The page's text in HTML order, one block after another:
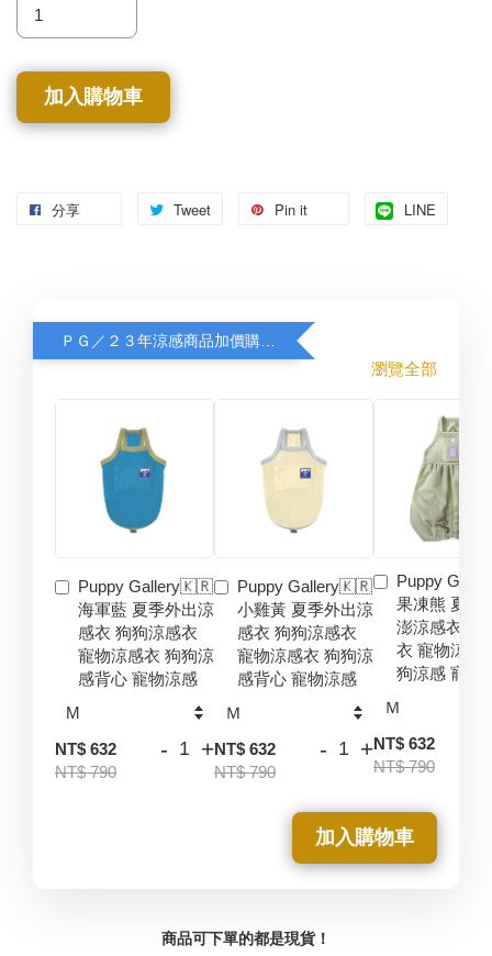
加入購物車
分享 Tweet Pin it LINE
瀏覽全部
Puppy Gallery🇰🇷
海軍藍 夏季外出涼
感衣 狗狗涼感衣
寵物涼感衣 狗狗涼
感背心 寵物涼感
NT$ 632
NT$ 790
- +
Puppy Gallery🇰🇷
小雞黃 夏季外出涼
感衣 狗狗涼感衣
寵物涼感衣 狗狗涼
感背心 寵物涼感
NT$ 632
NT$ 790
- +
Puppy
果凍熊 夏季
澎涼感衣 狗
衣 寵物涼感
狗涼感 寵物
NT$ 632
NT$ 790
加入購物車
商品可下單的都是現貨！